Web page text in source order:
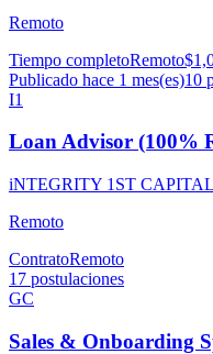
Remoto
Tiempo completoRemoto
Publicado hace 1 mes(es)10
I1
Loan Advisor (100%
iNTEGRITY 1ST CAPITAL
Remoto
ContratoRemoto
17 postulaciones
GC
Sales & Onboarding